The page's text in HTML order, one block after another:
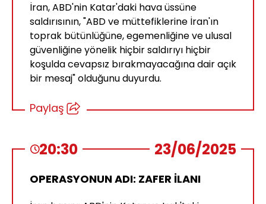
İran, ABD'nin Katar'daki hava üssüne
saldırısının, "ABD ve müttefiklerine İran'ın
toprak bütünlüğüne, egemenliğine ve ulusal
güvenliğine yönelik hiçbir saldırıyı hiçbir
koşulda cevapsız bırakmayacağına dair açık
bir mesaj" olduğunu duyurdu.
Paylaş
20:30 23/06/2025
OPERASYONUN ADI: ZAFER İLANI